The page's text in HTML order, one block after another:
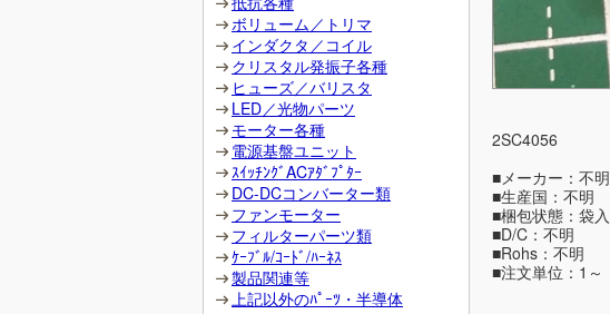
ボリューム／トリマ
インダクタ／コイル
クリスタル発振子各種
ヒューズ／バリスタ
LED／光物パーツ
モーター各種
電源基盤ユニット
ｽｲｯﾁﾝｸﾞACｱﾀﾞﾌﾟﾀｰ
DC-DCコンバーター類
ファンモーター
フィルターパーツ類
ｹｰﾌﾞﾙ/ｺｰﾄﾞ/ﾊｰﾈｽ
製品関連等
上記以外のﾊﾟｰﾂ・半導体
2SC4056
■メーカー：不明
■生産国：不明
■梱包状態：袋入
■D/C：不明
■Rohs：不明
■注文単位：1～